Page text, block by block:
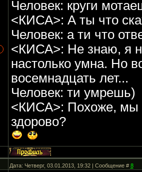
Человек: круги
<КИСА>: А ты что
Человек: а ти что
<КИСА>: Не знаю, я
настолько умна. Но
восемнадцать лет...
Человек: ти умрешь)
<КИСА>: Похоже, мы
здорово?
Дата: Четверг, 03.01.2013, 19:32 | Сообщение #8